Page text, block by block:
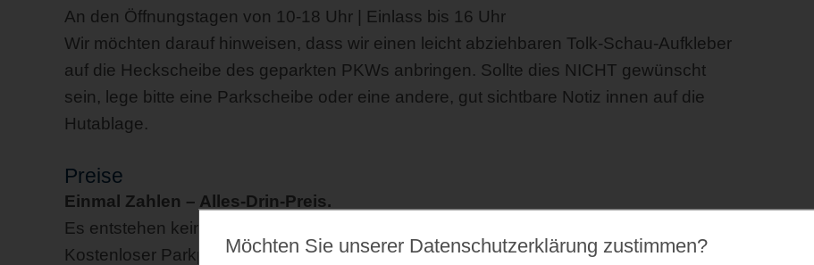
An den Öffnungstagen von 10-18 Uhr | Einlass bis 16 Uhr
Wir möchten darauf hinweisen, dass wir einen leicht abziehbaren Tolk-Schau-Aufkleber
auf die Heckscheibe des geparkten PKWs anbringen. Sollte dies NICHT gewünscht
sein, lege bitte eine Parkscheibe oder eine andere, gut sichtbare Notiz innen auf die
Hutablage.
Preise
Einmal Zahlen – Alles-Drin-Preis.
Es entstehen keine zusätzlichen Kosten für die Fahrgeschäfte und Attraktionen.
Kostenloser Parkplatz*.Möchten Sie unserer Datenschutz­erklärung zustimmen?